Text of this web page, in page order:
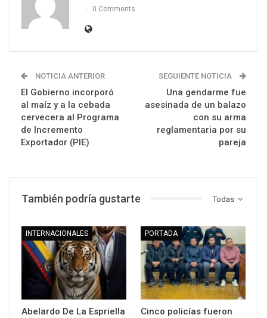
0 Comments
NOTICIA ANTERIOR
El Gobierno incorporó
al maíz y a la cebada
cervecera al Programa
de Incremento
Exportador (PIE)
SEGUIENTE NOTICIA
Una gendarme fue
asesinada de un balazo
con su arma
reglamentaria por su
pareja
Todas
También podría gustarte
INTERNACIONALES
Abelardo De La Espriella
PORTADA
Cinco policías fueron